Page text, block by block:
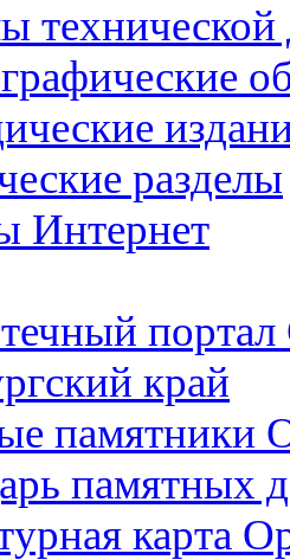
разделы
Интернет
портал
край
памятники
памятных
карта